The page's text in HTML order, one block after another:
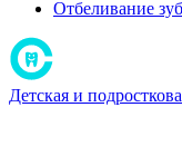
Отбеливание
Детская и